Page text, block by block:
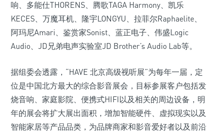
响、多能仕THORENS、腾歌TAGA Harmony、凯乐
KECES、万魔耳机、隆宇LONGYU、拉菲尔Raphaelite、
阿玛尼Amari、鉴赏家Sonist、蓝正电子、伟盛Logic
Audio、JD兄弟电声实验室JD Brother’s Audio Lab等。
据组委会透露，“HAVE 北京高级视听展”为每年一届，定
位是中国北方最大的综合影音展会，目标参展客户包括发
烧音响、家庭影院、便携式HIFI以及相关的周边设备，明
年的展会将扩大展出面积，增加智能硬件、虚拟现实以及
智能家居等产品品类，为品牌商家和影音爱好者以及前沿